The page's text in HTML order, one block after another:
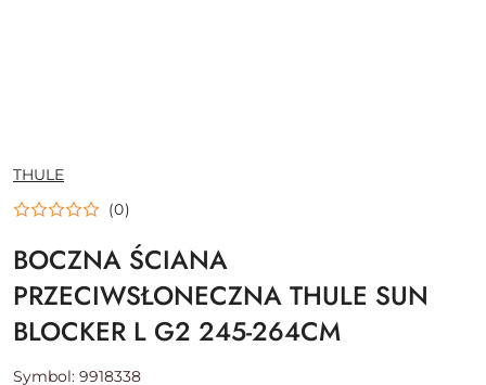
NAZWA
PRODUCENTA:
THULE
(0)
BOCZNA ŚCIANA
PRZECIWSŁONECZNA THULE SUN
BLOCKER L G2 245-264CM
Symbol: 9918338